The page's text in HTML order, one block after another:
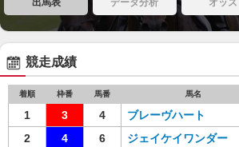
出馬表 データ分析 オッズ
競走成績
着順 枠番 馬番 馬名
1 3 4 ブレーヴハート
2
4 6 ジェイケイワンダー